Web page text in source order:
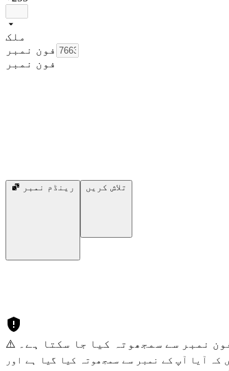
ملک
فون نمبر
فون نمبر
رینڈم نمبر تلاش کریں
فون نمبر سے سمجھوتہ کیا جا سکتا ہے۔
کہ آیا آپ کے نمبر سے سمجھوتہ کیا گیا ہے اور